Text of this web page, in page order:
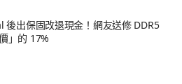
後出保固改退現金！網友送修 DDR5
」的 17%